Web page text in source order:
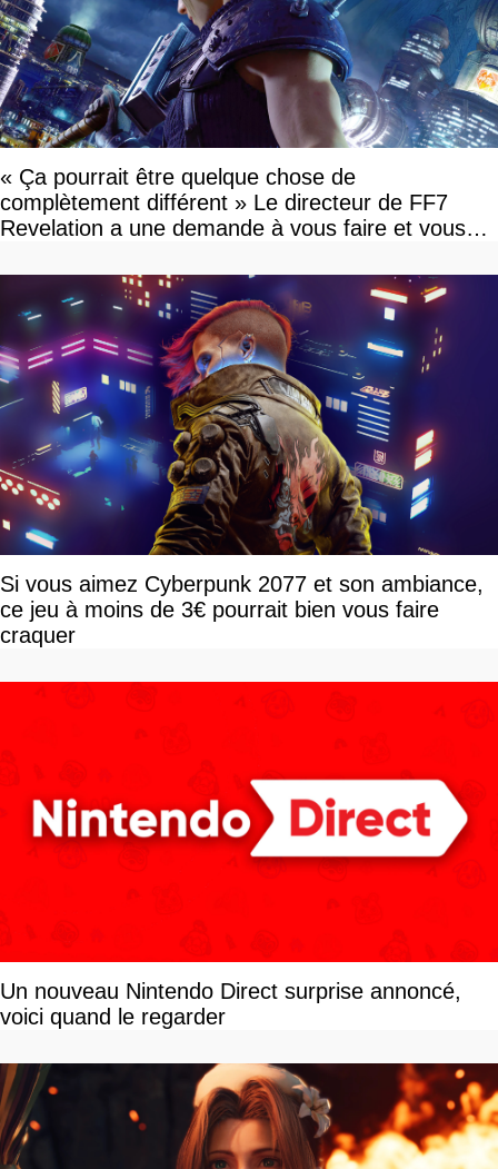
« Ça pourrait être quelque chose de
complètement différent » Le directeur de FF7
Revelation a une demande à vous faire et vous
Si vous aimez Cyberpunk 2077 et son ambiance,
ce jeu à moins de 3€ pourrait bien vous faire
craquer
Un nouveau Nintendo Direct surprise annoncé,
voici quand le regarder